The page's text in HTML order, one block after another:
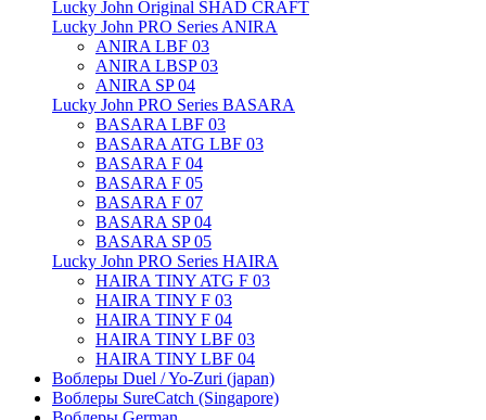
Lucky John Original SHAD CRAFT
Lucky John PRO Series ANIRA
ANIRA LBF 03
ANIRA LBSP 03
ANIRA SP 04
Lucky John PRO Series BASARA
BASARA LBF 03
BASARA ATG LBF 03
BASARA F 04
BASARA F 05
BASARA F 07
BASARA SP 04
BASARA SP 05
Lucky John PRO Series HAIRA
HAIRA TINY ATG F 03
HAIRA TINY F 03
HAIRA TINY F 04
HAIRA TINY LBF 03
HAIRA TINY LBF 04
Воблеры Duel / Yo-Zuri (japan)
Воблеры SureCatch (Singapore)